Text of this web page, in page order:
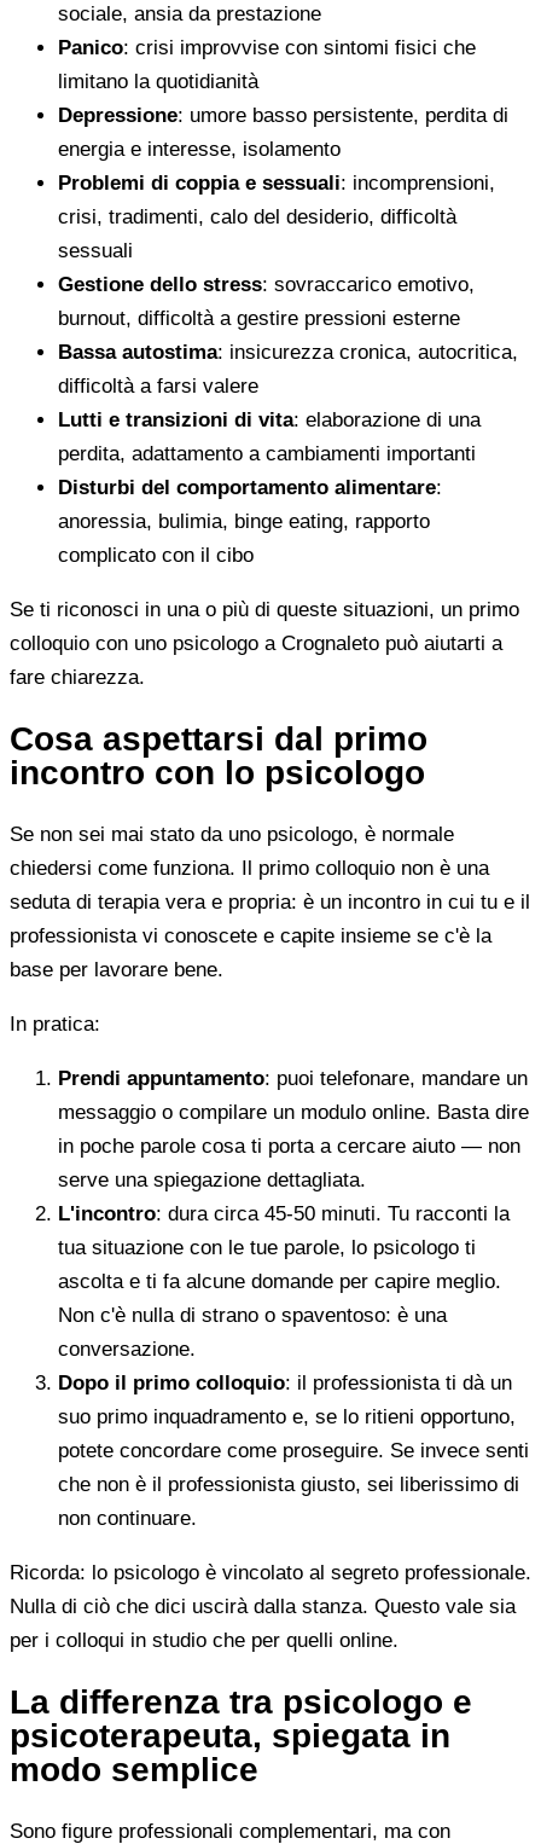
sociale, ansia da prestazione
Panico: crisi improvvise con sintomi fisici che
limitano la quotidianità
Depressione: umore basso persistente, perdita di
energia e interesse, isolamento
Problemi di coppia e sessuali: incomprensioni,
crisi, tradimenti, calo del desiderio, difficoltà
sessuali
Gestione dello stress: sovraccarico emotivo,
burnout, difficoltà a gestire pressioni esterne
Bassa autostima: insicurezza cronica, autocritica,
difficoltà a farsi valere
Lutti e transizioni di vita: elaborazione di una
perdita, adattamento a cambiamenti importanti
Disturbi del comportamento alimentare:
anoressia, bulimia, binge eating, rapporto
complicato con il cibo
Se ti riconosci in una o più di queste situazioni, un primo
colloquio con uno psicologo a Crognaleto può aiutarti a
fare chiarezza.
Cosa aspettarsi dal primo
incontro con lo psicologo
Se non sei mai stato da uno psicologo, è normale
chiedersi come funziona. Il primo colloquio non è una
seduta di terapia vera e propria: è un incontro in cui tu e il
professionista vi conoscete e capite insieme se c'è la
base per lavorare bene.
In pratica:
Prendi appuntamento: puoi telefonare, mandare un
messaggio o compilare un modulo online. Basta dire
in poche parole cosa ti porta a cercare aiuto — non
serve una spiegazione dettagliata.
L'incontro: dura circa 45-50 minuti. Tu racconti la
tua situazione con le tue parole, lo psicologo ti
ascolta e ti fa alcune domande per capire meglio.
Non c'è nulla di strano o spaventoso: è una
conversazione.
Dopo il primo colloquio: il professionista ti dà un
suo primo inquadramento e, se lo ritieni opportuno,
potete concordare come proseguire. Se invece senti
che non è il professionista giusto, sei liberissimo di
non continuare.
Ricorda: lo psicologo è vincolato al segreto professionale.
Nulla di ciò che dici uscirà dalla stanza. Questo vale sia
per i colloqui in studio che per quelli online.
La differenza tra psicologo e
psicoterapeuta, spiegata in
modo semplice
Sono figure professionali complementari, ma con